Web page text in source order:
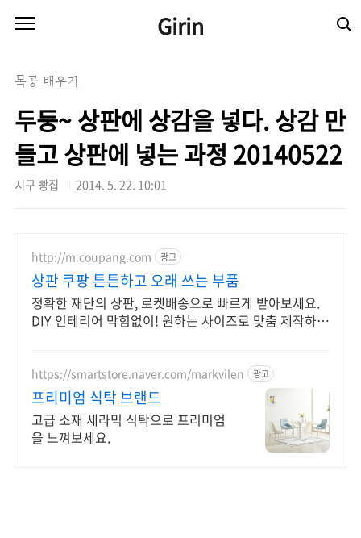
Girin
목공 배우기
두둥~ 상판에 상감을 넣다. 상감 만
들고 상판에 넣는 과정 20140522
지구 빵집 2014. 5. 22. 10:01
http://m.coupang.com 광고
상판 쿠팡 튼튼하고 오래 쓰는 부품
정확한 재단의 상판, 로켓배송으로 빠르게 받아보세요.
DIY 인테리어 막힘없이! 원하는 사이즈로 맞춤 제작하여
https://smartstore.naver.com/markvilen 광고
프리미엄 식탁 브랜드
고급 소재 세라믹 식탁으로 프리미엄
을 느껴보세요.